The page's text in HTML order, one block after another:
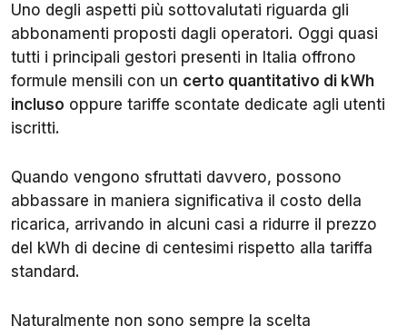
Uno degli aspetti più sottovalutati riguarda gli
abbonamenti proposti dagli operatori. Oggi quasi
tutti i principali gestori presenti in Italia offrono
formule mensili con un certo quantitativo di kWh
incluso oppure tariffe scontate dedicate agli utenti
iscritti.
Quando vengono sfruttati davvero, possono
abbassare in maniera significativa il costo della
ricarica, arrivando in alcuni casi a ridurre il prezzo
del kWh di decine di centesimi rispetto alla tariffa
standard.
Naturalmente non sono sempre la scelta